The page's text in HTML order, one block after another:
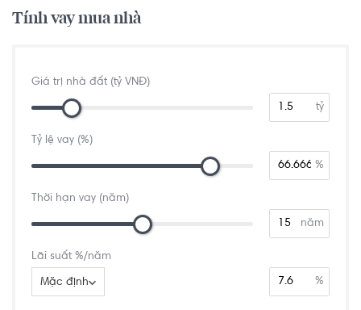
Tính vay mua nhà
Giá trị nhà đất (tỷ VNĐ)
tỷ
Tỷ lệ vay (%)
%
Thời hạn vay (năm)
năm
Lãi suất %/năm
Mặc định %